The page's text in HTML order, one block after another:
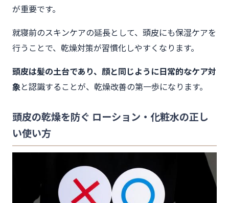
が重要です。
就寝前のスキンケアの延長として、頭皮にも保湿ケアを
行うことで、乾燥対策が習慣化しやすくなります。
頭皮は髪の土台であり、顔と同じように日常的なケア対
象と認識することが、乾燥改善の第一歩になります。
頭皮の乾燥を防ぐ ローション・化粧水の正し
い使い方